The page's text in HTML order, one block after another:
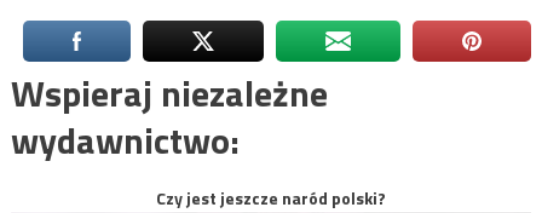
Wspieraj niezależne
wydawnictwo:
Czy jest jeszcze naród polski?